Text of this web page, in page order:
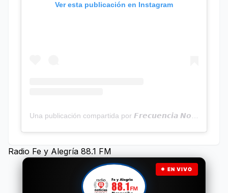
Ver esta publicación en Instagram
Radio Fe y Alegría 88.1 FM
EN VIVO